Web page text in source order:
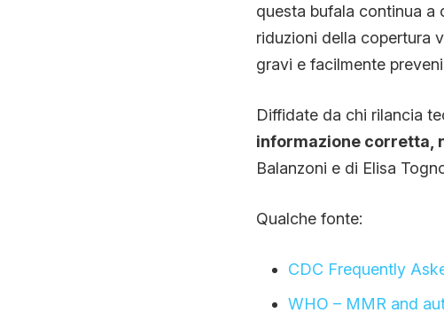
questa bufala continua a
riduzioni della copertura
gravi e facilmente
Diffidate da chi rilancia
informazione corretta,
Balanzoni e di Elisa
Qualche fonte:
CDC Frequently
WHO – MMR and